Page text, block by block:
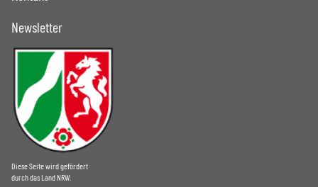
Newsletter
Diese Seite wird gefördert
durch das Land NRW.